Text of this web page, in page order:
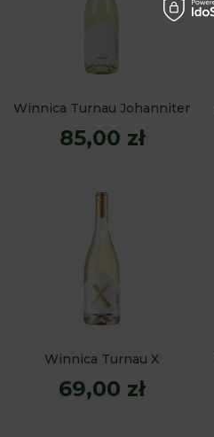
Winnica Turnau Johanniter
85,00 zł
Winnica Turnau X
69,00 zł